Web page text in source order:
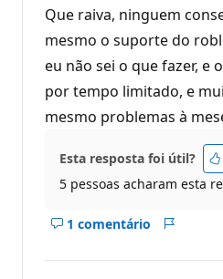
o
s
d
e
r
p
t
ã
Que raiva, ninguem
mesmo o suporte do
eu não sei o que fazer, e
por tempo limitado, e
mesmo problemas à
Esta resposta foi útil?
5 pessoas acharam esta
1 comentário
Mostrar